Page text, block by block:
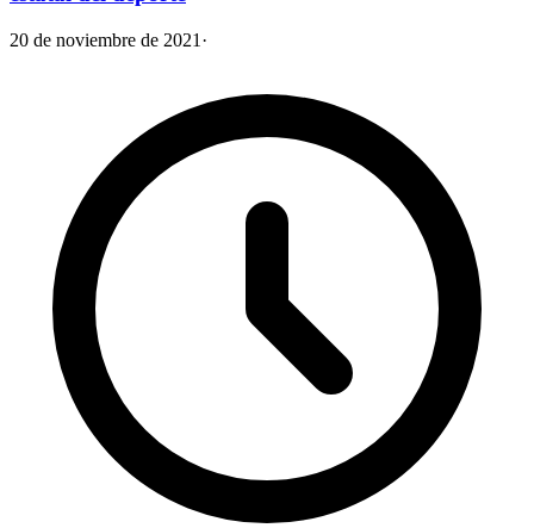
20 de noviembre de 2021 ·